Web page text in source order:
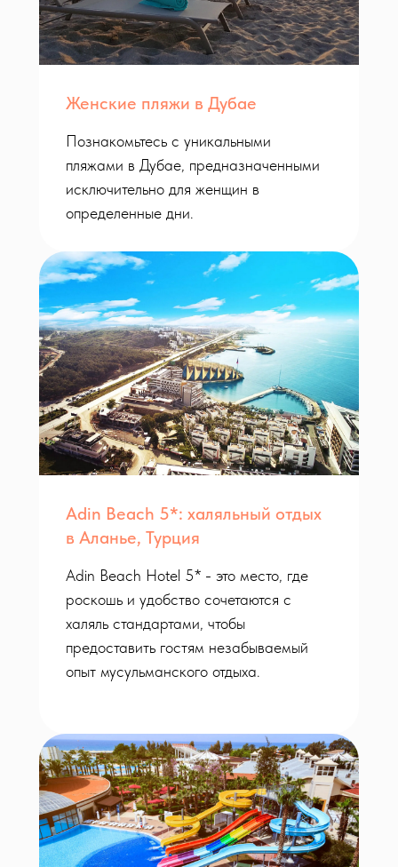
Женские пляжи в Дубае
Познакомьтесь с уникальными
пляжами в Дубае, предназначенными
исключительно для женщин в
определенные дни.
Adin Beach 5*: халяльный отдых
в Аланье, Турция
Adin Beach Hotel 5* - это место, где
роскошь и удобство сочетаются с
халяль стандартами, чтобы
предоставить гостям незабываемый
опыт мусульманского отдыха.